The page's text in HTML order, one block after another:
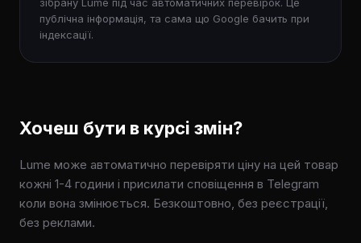
зібрану Lume під час автоматичних перевірок. Це
публічна інформація, та сама що Google бачить при
індексації.
Хочеш бути в курсі змін?
Lume може автоматично перевіряти ціну на цей товар
кожні 1-4 години і присилати сповіщення в Telegram
коли вона змінюється. Безкоштовно, без реєстрації,
без реклами.